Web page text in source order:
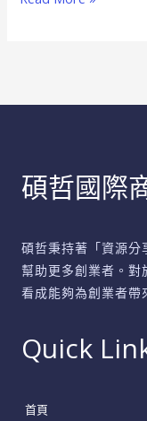
騰
碩哲國際
碩哲秉持著「資源分
幫助更多創業者。對
看成能夠為創業者帶
Quick
首頁